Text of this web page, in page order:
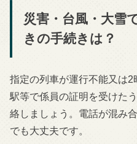
災害・台風・大雪
きの手続きは？
指定の列車が運行不能又は
駅等で係員の証明を受けた
絡しましょう。電話が混み
でも大丈夫です。